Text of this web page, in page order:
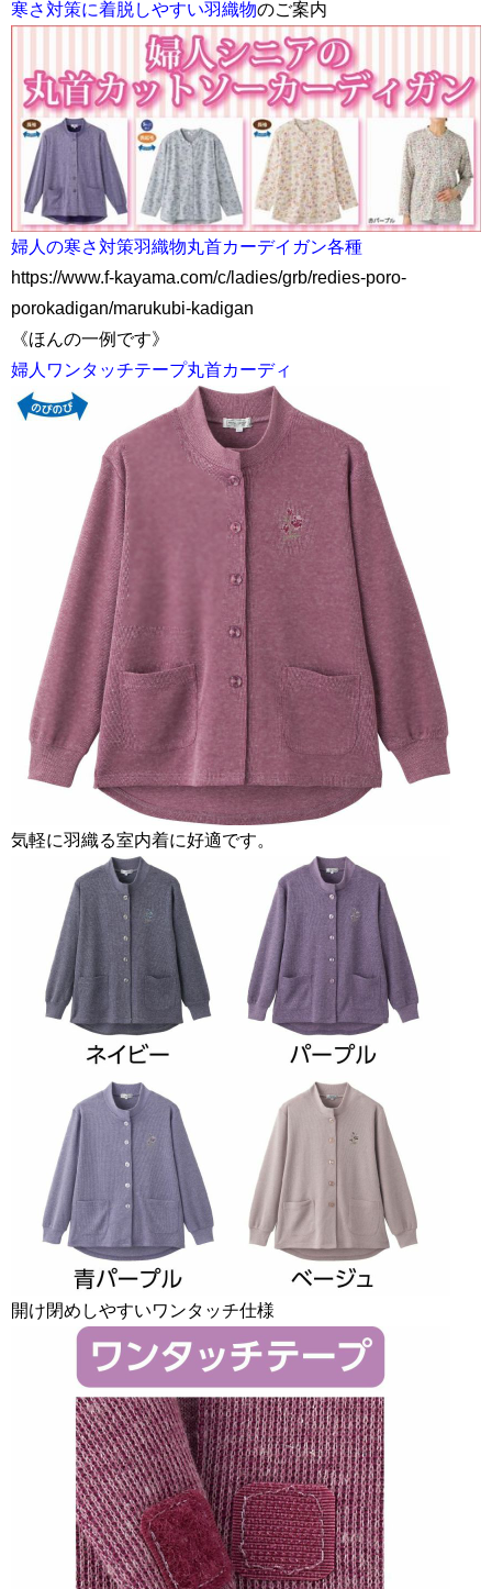
寒さ対策に着脱しやすい羽織物のご案内
婦人の寒さ対策羽織物丸首カーデイガン各種
https://www.f-kayama.com/c/ladies/grb/redies-poro-
porokadigan/marukubi-kadigan
《ほんの一例です》
婦人ワンタッチテープ丸首カーディ
気軽に羽織る室内着に好適です。
開け閉めしやすいワンタッチ仕様